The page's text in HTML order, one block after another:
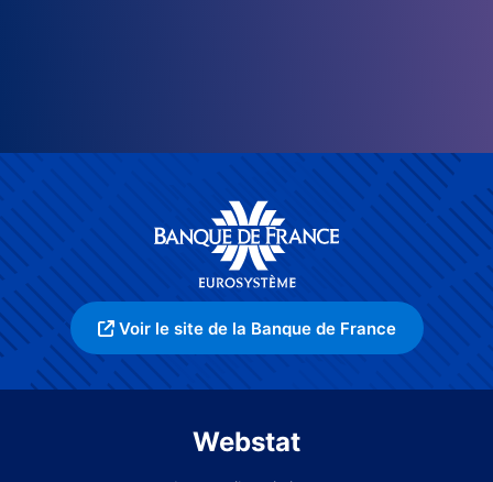
Voir le site de la Banque de France
Webstat